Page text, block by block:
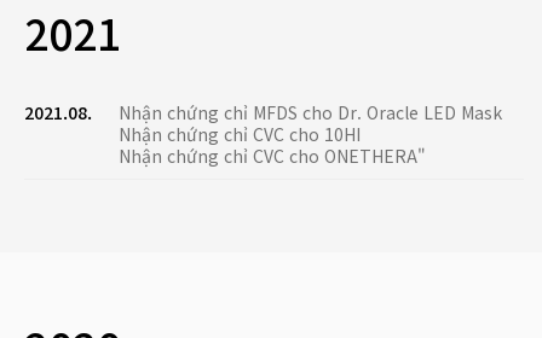
2021
2021.08.
Nhận chứng chỉ MFDS cho Dr. Oracle LED Mask
Nhận chứng chỉ CVC cho 10HI
Nhận chứng chỉ CVC cho ONETHERA"